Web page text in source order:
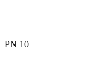
PN 10